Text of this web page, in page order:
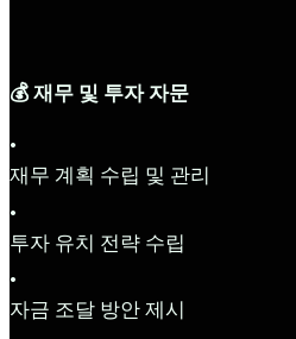
💰 재무 및 투자 자문
•
재무 계획 수립 및 관리
•
투자 유치 전략 수립
•
자금 조달 방안 제시